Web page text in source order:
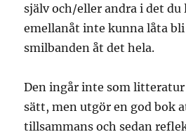
själv och/eller andra i det du
emellanåt inte kunna låta
smilbanden åt det hela.
Den ingår inte som litteratur
sätt, men utgör en god bok
tillsammans och sedan